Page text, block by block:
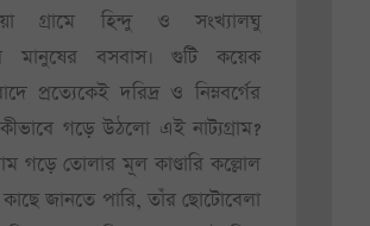
গ্রামে হিন্দু ও সংখ্যালঘু
মানুষের বসবাস। গুটি কয়েক
প্রত্যেকেই দরিদ্র ও নিম্নবর্গের
কীভাবে গড়ে উঠলো এই নাট্যগ্রাম?
গড়ে তোলার মূল কাণ্ডারি কল্লোল
কাছে জানতে পারি, তাঁর ছোটোবেলা